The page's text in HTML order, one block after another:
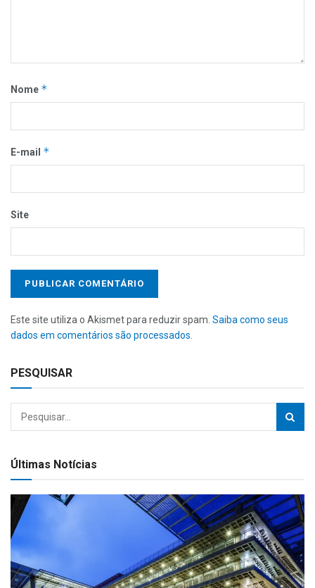
Nome *
E-mail *
Site
Este site utiliza o Akismet para reduzir spam. Saiba como seus
dados em comentários são processados.
PESQUISAR
Últimas Notícias